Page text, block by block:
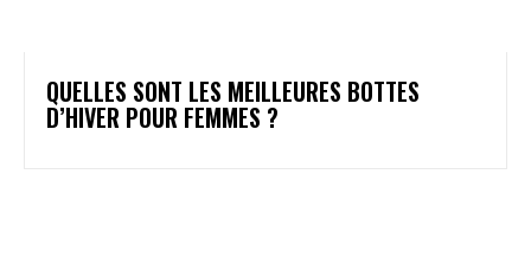
QUELLES SONT LES MEILLEURES BOTTES
D’HIVER POUR FEMMES ?